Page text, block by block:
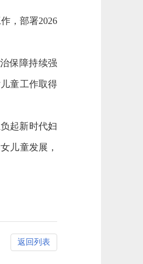
，部署2026
保障持续强
童工作取得
起新时代妇
儿童发展，
返回列表